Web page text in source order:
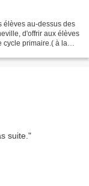
élèves au-dessus des
d'offrir aux élèves
cycle primaire.( à la